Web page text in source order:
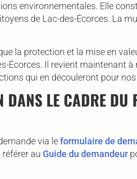
environnementales. Elle
de Lac-des-Écorces. La
la protection et la mise en
Écorces. Il revient maintenant
qui en découleront pour
LE CADRE DU
via leformulaire de
au Guide du demandeur